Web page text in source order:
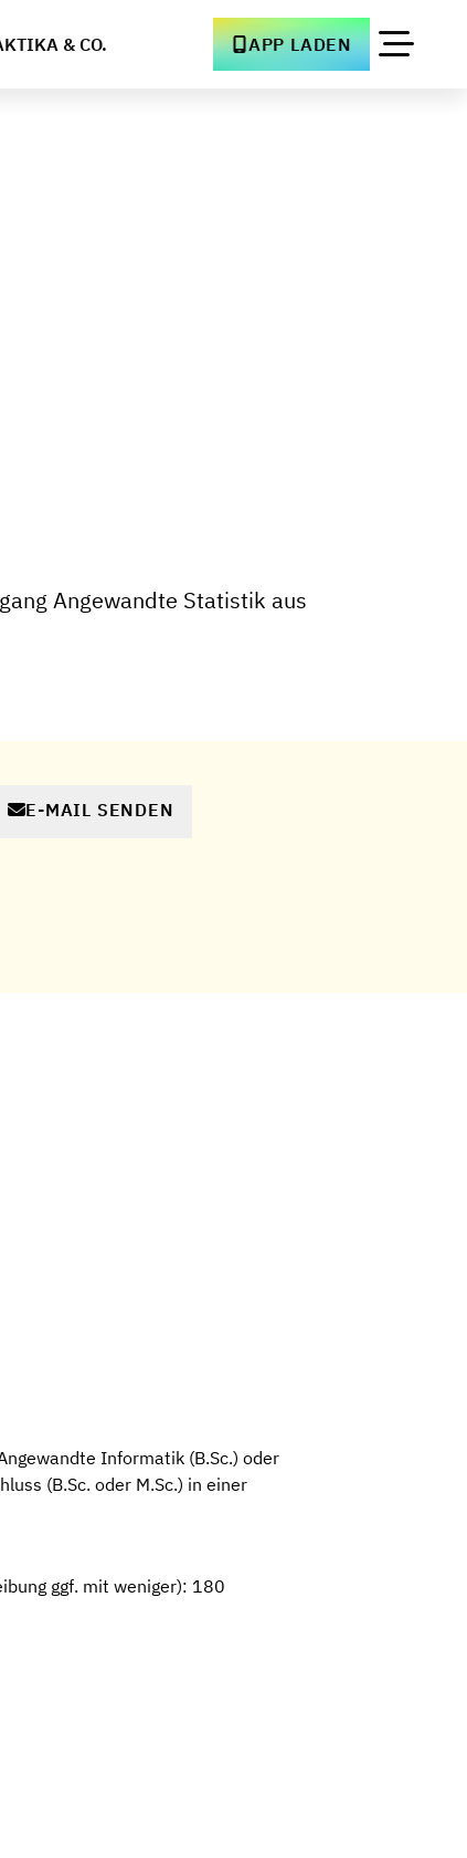
& CO. APP LADEN
Angewandte Statistik aus
E-MAIL SENDEN
Informatik (B.Sc.) oder
(B.Sc. oder M.Sc.) in einer
ggf. mit weniger): 180